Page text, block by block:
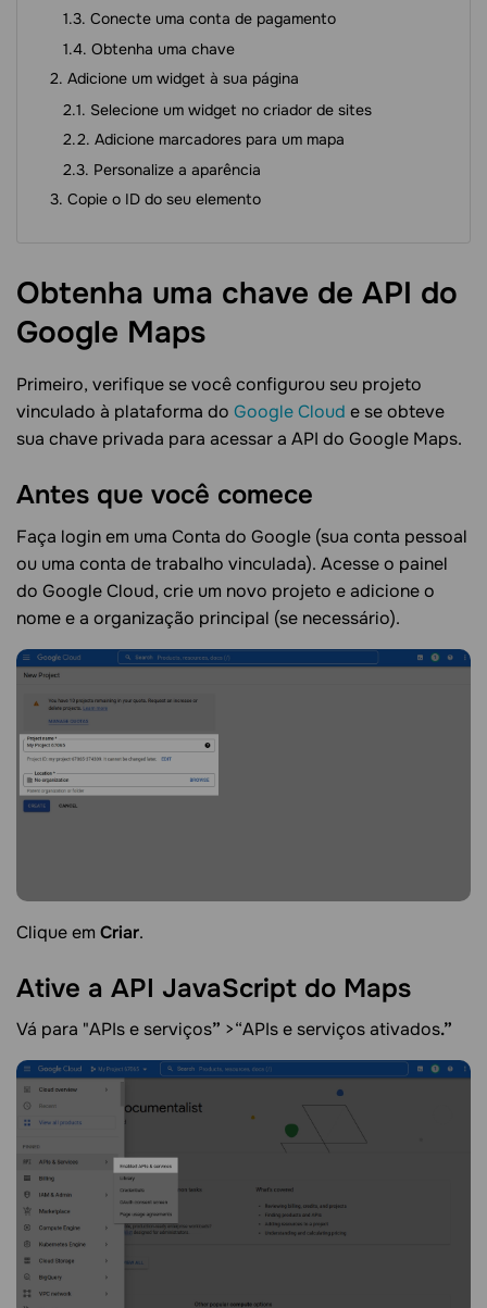
Conecte uma conta de pagamento
Obtenha uma chave
Adicione um widget à sua página
Selecione um widget no criador de sites
Adicione marcadores para um mapa
Personalize a aparência
Copie o ID do seu elemento
Obtenha uma chave de API do
Google Maps
Primeiro, verifique se você configurou seu projeto
vinculado à plataforma do Google Cloud e se obteve
sua chave privada para acessar a API do Google Maps.
Antes que você comece
Faça login em uma Conta do Google (sua conta pessoal
ou uma conta de trabalho vinculada). Acesse o painel
do Google Cloud, crie um novo projeto e adicione o
nome e a organização principal (se necessário).
Clique em Criar.
Ative a API JavaScript do Maps
Vá para "APIs e serviços” >“APIs e serviços ativados.”